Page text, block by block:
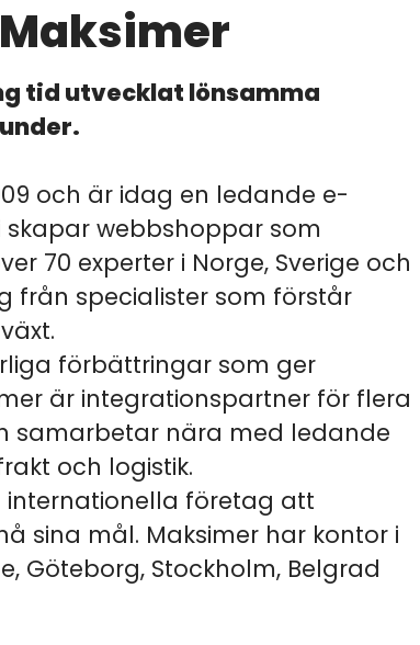
tid utvecklat lönsamma
och är idag en ledande e-
skapar webbshoppar som
70 experter i Norge, Sverige och
från specialister som förstår
förbättringar som ger
är integrationspartner för flera
samarbetar nära med ledande
och logistik.
företag att
sina mål. Maksimer har kontor i
Göteborg, Stockholm, Belgrad